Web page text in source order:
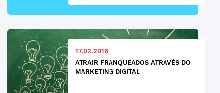
17.02.2016
ATRAIR FRANQUEADOS ATRAVÉS DO
MARKETING DIGITAL